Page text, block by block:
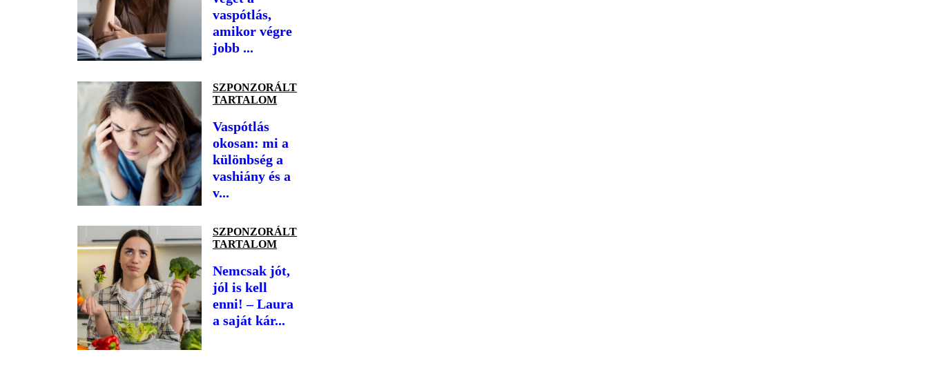
vaspótlás,
amikor végre
jobb ...
SZPONZORÁLT
TARTALOM
Vaspótlás
okosan: mi a
különbség a
vashiány és a
v...
SZPONZORÁLT
TARTALOM
Nemcsak jót,
jól is kell
enni! – Laura
a saját kár...